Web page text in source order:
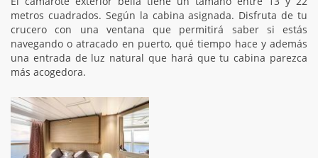
metros cuadrados. Según la cabina asignada. Disfruta de tu
crucero con una ventana que permitirá saber si estás
navegando o atracado en puerto, qué tiempo hace y además
una entrada de luz natural que hará que tu cabina parezca
más acogedora.